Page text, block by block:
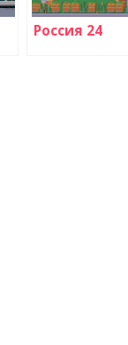
Россия 24